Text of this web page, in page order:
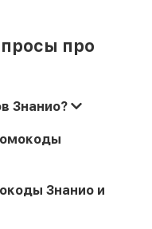
про
Знанио?
Знанио и